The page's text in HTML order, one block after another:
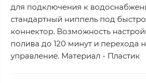
для подключения к
стандартный ниппель под
коннектор. Возможность
полива до 120 минут и перехода
управление. Материал - Пластик